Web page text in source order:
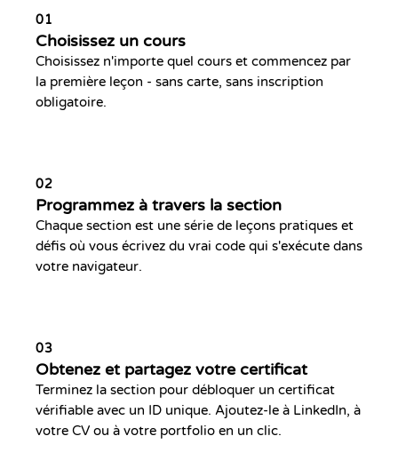
01
Choisissez un cours
Choisissez n'importe quel cours et commencez par
la première leçon - sans carte, sans inscription
obligatoire.
02
Programmez à travers la section
Chaque section est une série de leçons pratiques et
défis où vous écrivez du vrai code qui s'exécute dans
votre navigateur.
03
Obtenez et partagez votre certificat
Terminez la section pour débloquer un certificat
vérifiable avec un ID unique. Ajoutez-le à LinkedIn, à
votre CV ou à votre portfolio en un clic.